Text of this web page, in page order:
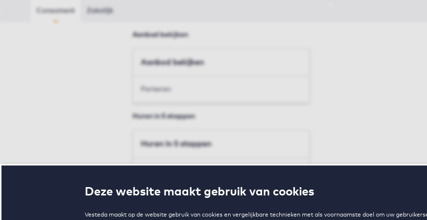
Deze website maakt gebruik van cookies
Vesteda maakt op de website gebruik van cookies en vergelijkbare technieken met als voornaamste doel om uw
Consument Zakelijk
Aanbod bekijken
Aanbod bekijken
Parkeren
Huren in 5 stappen
Huren in 5 stappen
Voorwaarden en toewijzing